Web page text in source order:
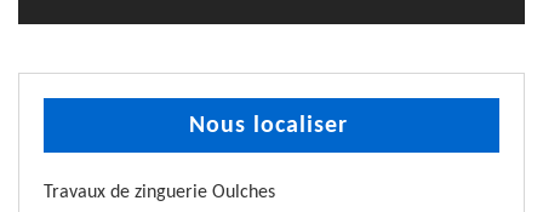
Nous localiser
Travaux de zinguerie Oulches